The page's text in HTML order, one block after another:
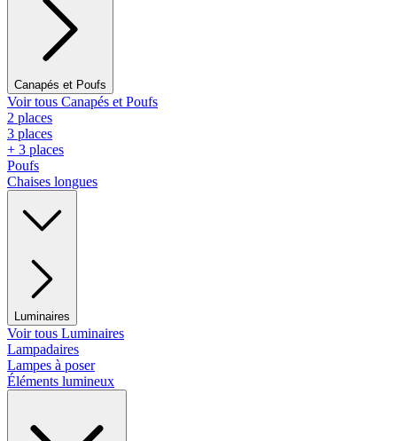
Canapés et Poufs
Voir tous Canapés et Poufs
2 places
3 places
+ 3 places
Poufs
Chaises longues
Luminaires
Voir tous Luminaires
Lampadaires
Lampes à poser
Éléments lumineux